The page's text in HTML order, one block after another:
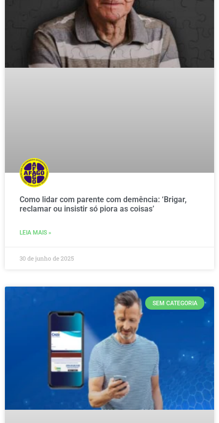
Como lidar com parente com demência: ‘Brigar,
reclamar ou insistir só piora as coisas’
LEIA MAIS »
30 de junho de 2025
SEM CATEGORIA